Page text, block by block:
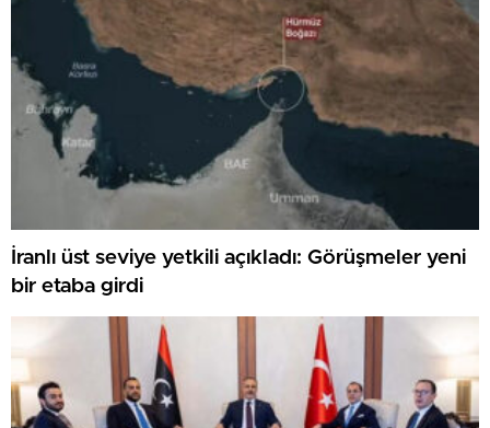
İranlı üst seviye yetkili açıkladı: Görüşmeler yeni
bir etaba girdi